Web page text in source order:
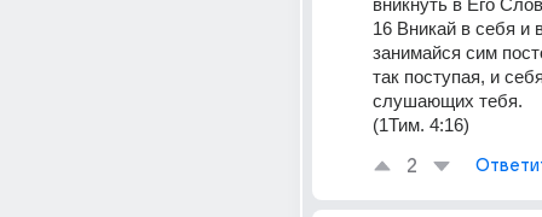
вникнуть в Его
16 Вникай в себя и
занимайся сим
так поступая, и
слушающих тебя.
(1Тим. 4:16)
2